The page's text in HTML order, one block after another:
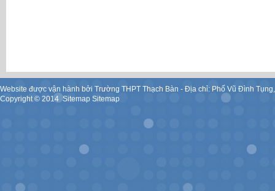
Website được vận hành bởi Trường THPT Thạch Bàn - Địa chỉ: Phố Vũ Đình
Copyright © 2014.Sitemap Sitemap